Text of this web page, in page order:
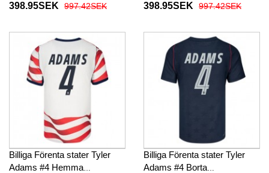
fotbollskläder VM 2026
398.95SEK 997.42SEK
fotbollskläder VM 2026
398.95SEK 997.42SEK
Billiga Förenta stater Tyler
Adams #4 Hemma
Billiga Förenta stater Tyler
Adams #4 Borta